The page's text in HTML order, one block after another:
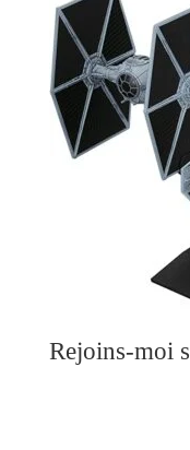
Rejoins-moi